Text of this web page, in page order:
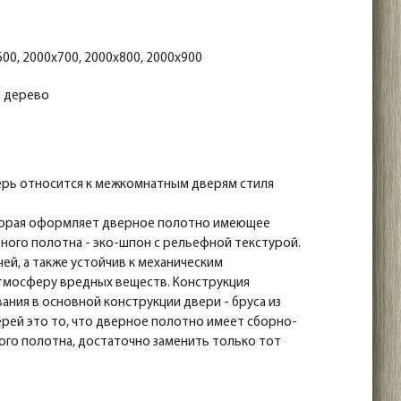
2000x700, 2000x800, 2000x900
дерево
относится к межкомнатным дверям стиля
оформляет дверное полотно имеющее
полотна - эко-шпон с рельефной текстурой.
а также устойчив к механическим
вредных веществ. Конструкция
в основной конструкции двери - бруса из
это то, что дверное полотно имеет сборно-
полотна, достаточно заменить только тот